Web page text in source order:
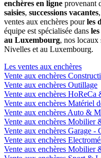
enchères en ligne provenant
saisies, successions vacantes
ventes aux enchères pourles
équipe est spécialisée dans
au Luxembourg, nos locaux
Nivelles et au Luxembourg.
Les ventes aux enchères
Vente aux enchères
Vente aux enchères Outillage
Vente aux enchères HoReCa
Vente aux enchères Matériel
Vente aux enchères Auto &
Vente aux enchères Mobilier
Vente aux enchères Garage -
Vente aux enchères
Vente aux enchères Mobilier